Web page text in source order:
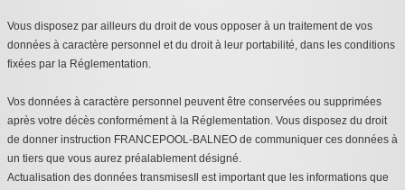
Vous disposez par ailleurs du droit de vous opposer à un traitement de vos
données à caractère personnel et du droit à leur portabilité, dans les conditions
fixées par la Réglementation.
Vos données à caractère personnel peuvent être conservées ou supprimées
après votre décès conformément à la Réglementation. Vous disposez du droit
de donner instruction FRANCEPOOL-BALNEO de communiquer ces données à
un tiers que vous aurez préalablement désigné.
Actualisation des données transmisesIl est important que les informations que